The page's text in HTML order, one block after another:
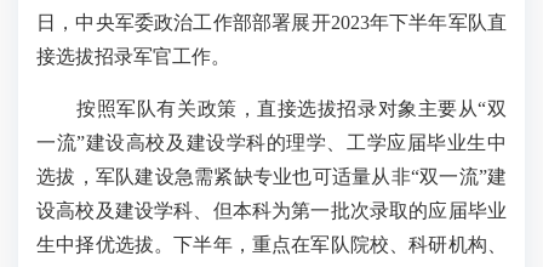
日，中央军委政治工作部部署展开2023年下半年军队直
接选拔招录军官工作。
按照军队有关政策，直接选拔招录对象主要从“双
一流”建设高校及建设学科的理学、工学应届毕业生中
选拔，军队建设急需紧缺专业也可适量从非“双一流”建
设高校及建设学科、但本科为第一批次录取的应届毕业
生中择优选拔。下半年，重点在军队院校、科研机构、